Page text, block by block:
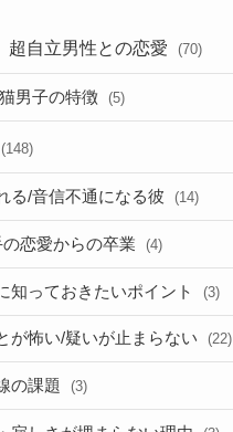
超自立男性との恋愛 (70)
男子の特徴 (5)
(148)
る/音信不通になる彼 (14)
恋愛からの卒業 (4)
知っておきたいポイント (3)
が怖い/疑いが止まらない (22)
の課題 (3)